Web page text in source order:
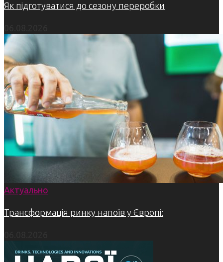
Як підготуватися до сезону переробки
Актуально
Трансформація ринку напоїв у Європі: